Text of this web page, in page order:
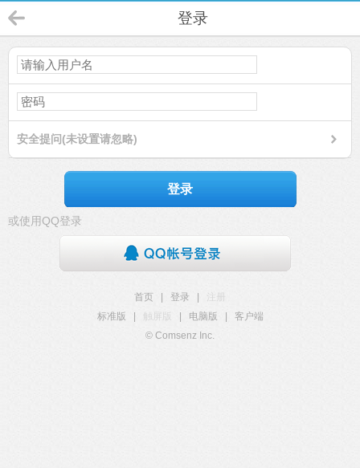
登录
安全提问(未设置请忽略)
登录
或使用QQ登录
首页 登录
注册
标准版
触屏版 电脑版
客户端
© Comsenz Inc.